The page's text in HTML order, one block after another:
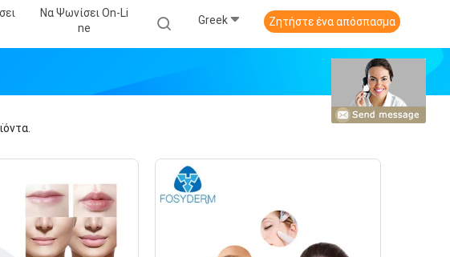
Να Ψωνίσει On-Li
Ne
Greek Ζητήστε ένα απόσπασμα